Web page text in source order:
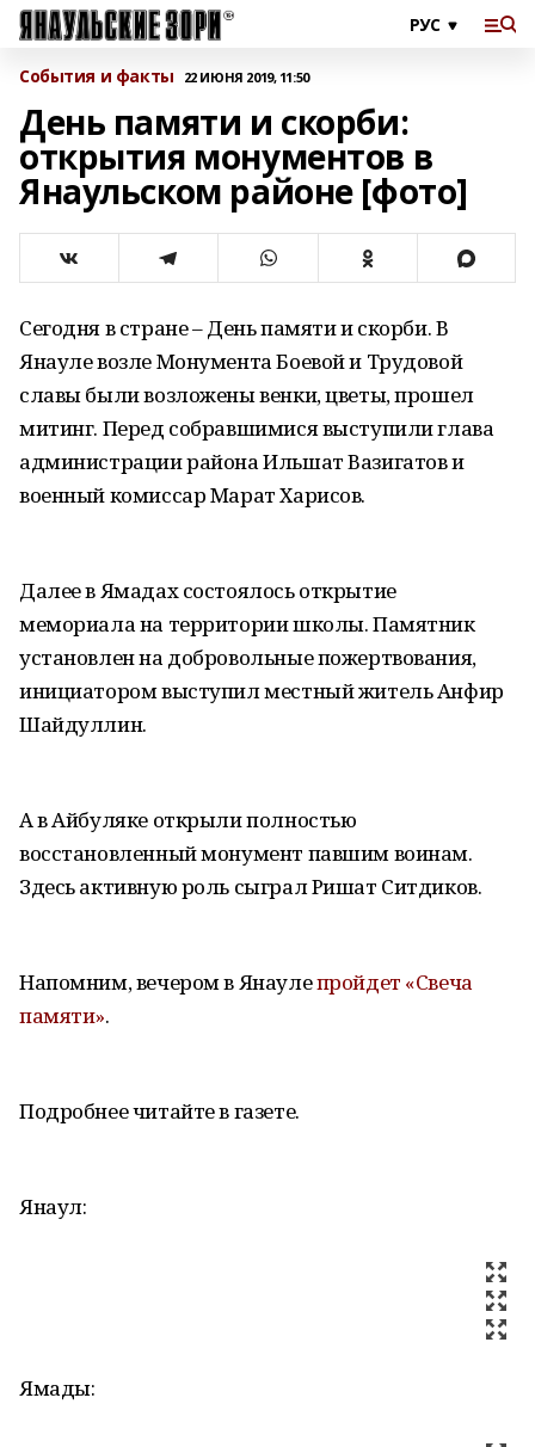
События и факты 22 ИЮНЯ 2019, 11:50
День памяти и скорби:
открытия монументов в
Янаульском районе [фото]
Сегодня в стране – День памяти и скорби. В
Янауле возле Монумента Боевой и Трудовой
славы были возложены венки, цветы, прошел
митинг. Перед собравшимися выступили глава
администрации района Ильшат Вазигатов и
военный комиссар Марат Харисов.
Далее в Ямадах состоялось открытие
мемориала на территории школы. Памятник
установлен на добровольные пожертвования,
инициатором выступил местный житель Анфир
Шайдуллин.
А в Айбуляке открыли полностью
восстановленный монумент павшим воинам.
Здесь активную роль сыграл Ришат Ситдиков.
Напомним, вечером в Янаулепройдет «Свеча
памяти».
Подробнее читайте в газете.
Янаул:
Ямады: